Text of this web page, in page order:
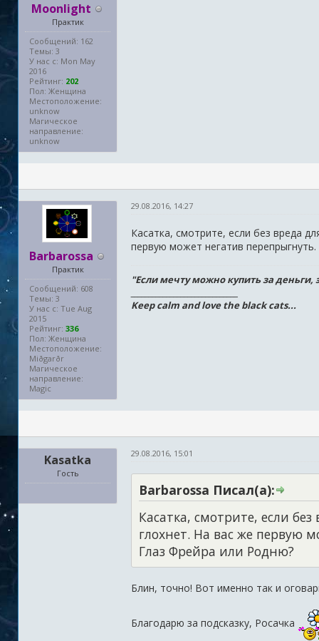
Moonlight
Практик
Сообщений: 162
Темы: 3
У нас с: Mon May
2016
Рейтинг: 202
Пол: Женщина
Местоположение:
unknow
Магическое
направление:
unknow
Barbarossa
Практик
Сообщений: 608
Темы: 3
У нас с: Tue Aug
2015
Рейтинг:336
Пол: Женщина
Местоположение:
Miðgarðr
Магическое
направление:
Magic
29.08.2016, 14:27
Касатка, смотрите, если без вреда
первую может негатив
"Если мечту можно купить за деньги,
Keep сalm and love the black cats...
Kasatka
Гость
29.08.2016, 15:01
Barbarossa Писал(а):
Касатка, смотрите, если
глохнет. На вас же первую
Глаз Фрейра или Родню?
Блин, точно! Вот именно так и
Благодарю за подсказку, Росачка